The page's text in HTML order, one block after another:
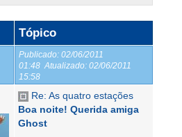
Tópico
Publicado: 02/06/2011
01:48 Atualizado: 02/06/2011
15:58
Re: As quatro estações
Boa noite! Querida amiga
Ghost